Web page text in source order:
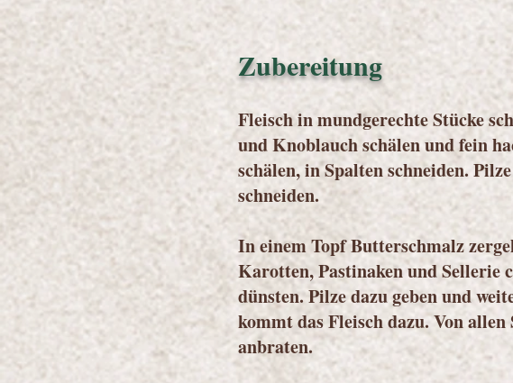
Zubereitung
Fleisch in mundgerechte Stücke
und Knoblauch schälen und fein
schälen, in Spalten schneiden.
schneiden.
In einem Topf Butterschmalz
Karotten, Pastinaken und Sellerie
dünsten. Pilze dazu geben und
kommt das Fleisch dazu. Von allen
anbraten.